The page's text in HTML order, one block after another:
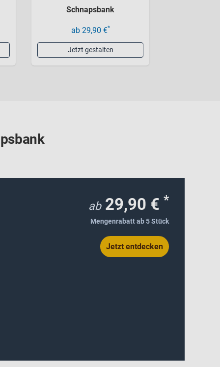
Schnapsbank
ab 29,90 €*
Jetzt gestalten
ab 29,90 € *
Mengenrabatt ab 5 Stück
Jetzt entdecken